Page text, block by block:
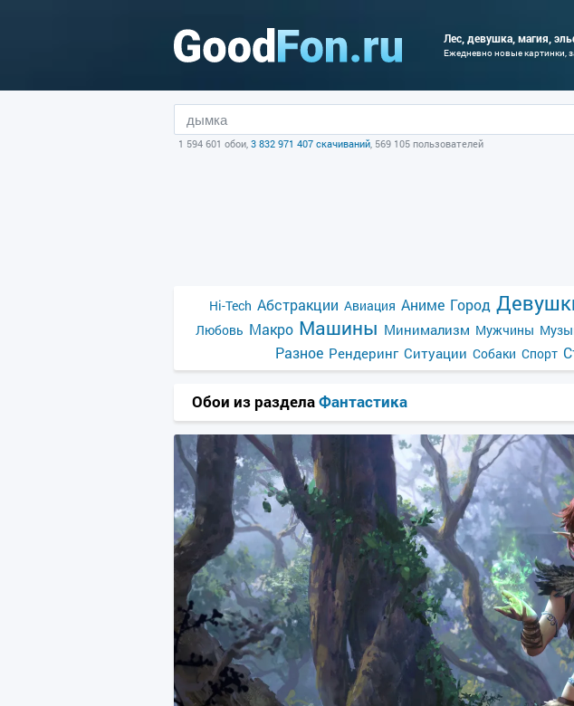
Лес, девушка, магия,
Ежедневно новые картинки,
1 594 601 обои, 3 832 971 407 скачиваний, 569 105 пользователей
Hi-Tech Абстракции Авиация Аниме Город
Любовь Макро Машины Минимализм Мужчины
Разное Рендеринг Ситуации Собаки Спорт
Обои из разделаФантастика